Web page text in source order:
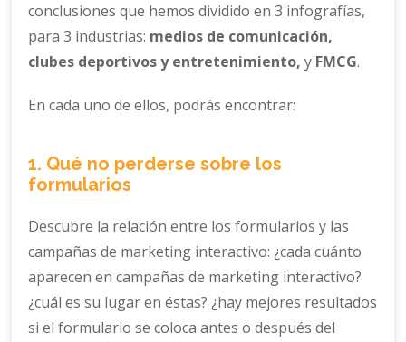
conclusiones que hemos dividido en 3 infografías,
para 3 industrias: medios de comunicación,
clubes deportivos y entretenimiento,y FMCG.
En cada uno de ellos, podrás encontrar:
1. Qué no perderse sobre los
formularios
Descubre la relación entre los formularios y las
campañas de marketing interactivo: ¿cada cuánto
aparecen en campañas de marketing interactivo?
¿cuál es su lugar en éstas? ¿hay mejores resultados
si el formulario se coloca antes o después del